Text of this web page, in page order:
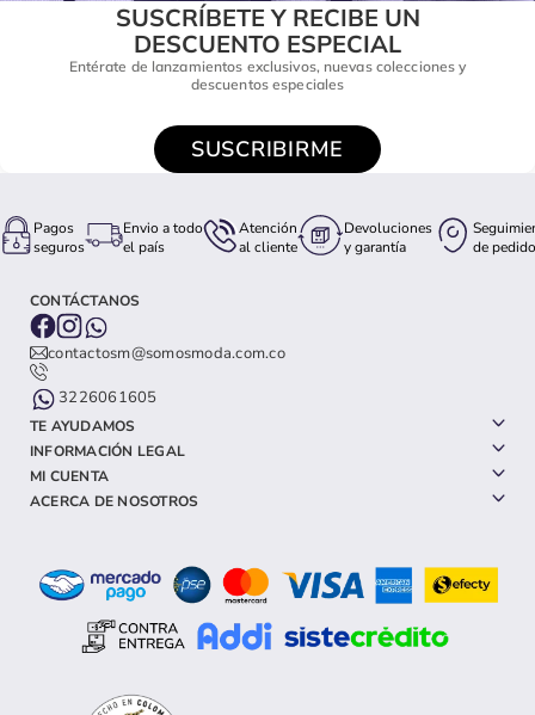
SUSCRÍBETE Y RECIBE UN
DESCUENTO ESPECIAL
Entérate de lanzamientos exclusivos, nuevas colecciones y
descuentos especiales
SUSCRIBIRME
Pagos
seguros
Envio a todo
el país
Atención
al cliente
Devoluciones
y garantía
de pedido
CONTÁCTANOS
contactosm@somosmoda.com.co
3226061605
TE AYUDAMOS
INFORMACIÓN LEGAL
MI CUENTA
ACERCA DE NOSOTROS